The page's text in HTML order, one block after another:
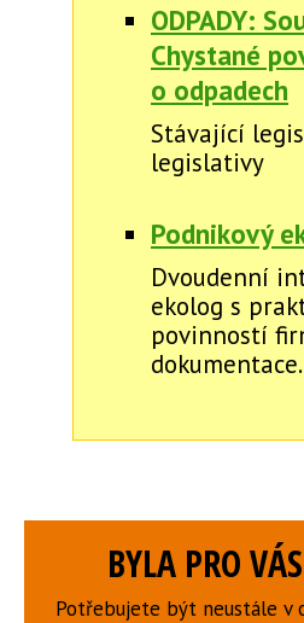
ODPADY:
Chystané
o odpadech
Stávající
legislativy
Podnikový
Dvoudenní
ekolog s
povinností
dokumentace.
BYLA PRO
Potřebujete být neustále v